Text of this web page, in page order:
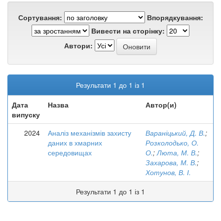
Сортування:
Впорядкування:
Вивести на сторінку:
Автори:
Результати 1 до 1 із 1
Дата
випуску
Назва Автор(и)
2024
Аналіз механізмів захисту
даних в хмарних
середовищах
Вараніцький, Д. В.;
Розколодько, О.
О.;Люта, М. В.;
Захарова, М. В.;
Хотунов, В. І.
Результати 1 до 1 із 1